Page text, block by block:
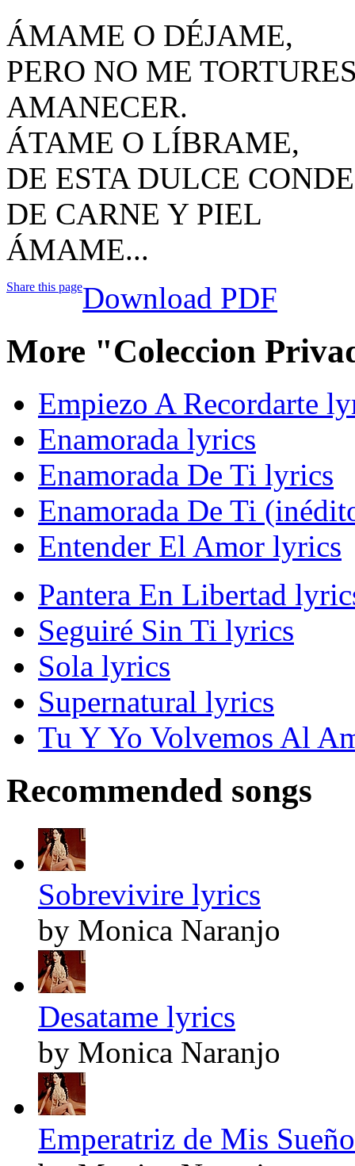
ÁMAME O DÉJAME,
PERO NO ME
AMANECER.
ÁTAME O LÍBRAME,
DE ESTA DULCE
DE CARNE Y PIEL
ÁMAME...
Share this pageDownload PDF
More "Coleccion
Empiezo A Recordarte
Enamorada lyrics
Enamorada De Ti lyrics
Enamorada De Ti
Entender El Amor lyrics
Pantera En Libertad
Seguiré Sin Ti lyrics
Sola lyrics
Supernatural lyrics
Tu Y Yo Volvemos Al
Recommended songs
Sobrevivire lyrics
by Monica Naranjo
Desatame lyrics
by Monica Naranjo
Emperatriz de Mis